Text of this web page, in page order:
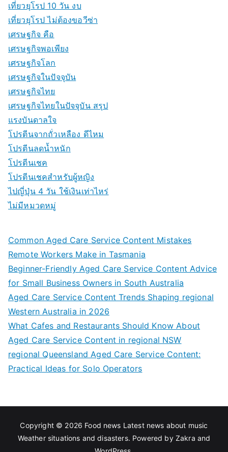
เที่ยวยุโรป 10 วัน งบ
เที่ยวยุโรป ไม่ต้องขอวีซ่า
เศรษฐกิจ คือ
เศรษฐกิจพอเพียง
เศรษฐกิจโลก
เศรษฐกิจในปัจจุบัน
เศรษฐกิจไทย
เศรษฐกิจไทยในปัจจุบัน สรุป
แรงบันดาลใจ
โปรตีนจากถั่วเหลือง ดีไหม
โปรตีนลดน้ำหนัก
โปรตีนเชค
โปรตีนเชคสำหรับผู้หญิง
ไปญี่ปุ่น 4 วัน ใช้เงินเท่าไหร่
ไม่มีหมวดหมู่
Common Aged Care Service Content Mistakes
Remote Workers Make in Tasmania
Beginner-Friendly Aged Care Service Content Advice
for Small Business Owners in South Australia
Aged Care Service Content Trends Shaping regional
Western Australia in 2026
What Cafes and Restaurants Should Know About
Aged Care Service Content in regional NSW
regional Queensland Aged Care Service Content:
Practical Ideas for Solo Operators
Copyright © 2026 Food news Latest news about music
Weather situations and disasters. Powered by Zakra and